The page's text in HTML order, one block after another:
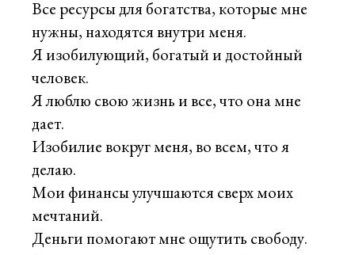
Все ресурсы для богатства, которые мне
нужны, находятся внутри меня.
Я изобилующий, богатый и достойный
человек.
Я люблю свою жизнь и все, что она мне
дает.
Изобилие вокруг меня, во всем, что я
делаю.
Мои финансы улучшаются сверх моих
мечтаний.
Деньги помогают мне ощутить свободу.